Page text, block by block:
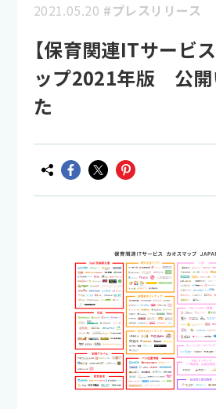
2021.05.20 #プレスリリース
【保育関連ITサービ
ップ2021年版 公開
た